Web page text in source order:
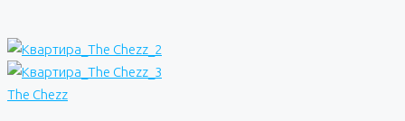
The Chezz